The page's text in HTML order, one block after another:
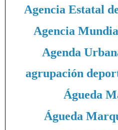
Agencia Estatal
Agencia
Agenda
agrupación
Águeda
Águeda